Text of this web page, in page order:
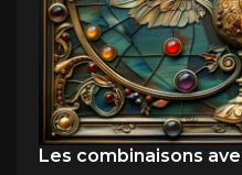
Les combinaisons